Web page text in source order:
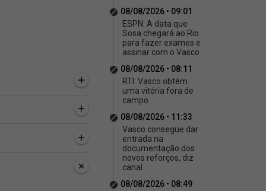
08/08/2026 • 09:01
ESPN: A data que
Sosa chegará ao Rio
para fazer exames e
assinar com o Vasco
08/08/2026 • 08:11
RTI: Vasco obtém
uma vitória fora de
campo
08/08/2026 • 11:33
Vasco consegue dar
entrada na
documentação dos
novos reforços, diz
canal
08/08/2026 • 08:49